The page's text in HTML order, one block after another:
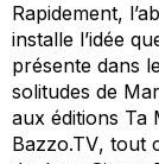
Rapidement,
installe l’idée
présente dans
solitudes de
aux éditions Ta
Bazzo.TV, tout